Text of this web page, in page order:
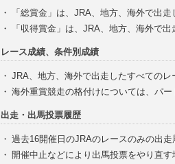
・
「総賞金」は、JRA、地方、海外で出
・
「収得賞金」は、JRA、地方、海外で
レース成績、条件別成績
・ JRA、地方、海外で出走したすべての
・ 海外重賞競走の格付けについては、パ
出走・出馬投票履歴
・ 過去16開催日のJRAのレースのみの出走
・ 開催中止などにより出馬投票をやり直す